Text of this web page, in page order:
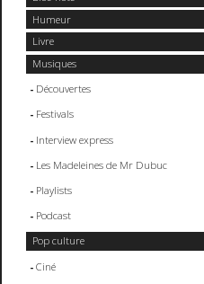
Humeur
Livre
Musiques
Découvertes
Festivals
Interview express
Les Madeleines de Mr Dubuc
Playlists
Podcast
Pop culture
Ciné